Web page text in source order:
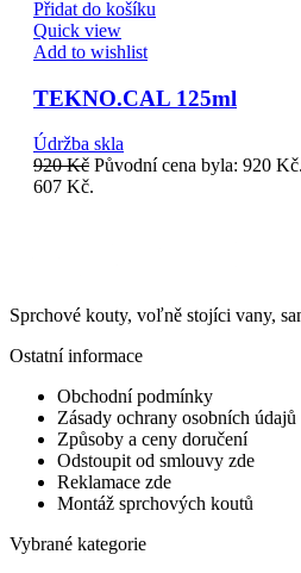
Přidat do košíku
Quick view
Add to wishlist
TEKNO.CAL 125ml
Údržba skla
920Kč Původní cena byla: 920 Kč.
607 Kč.
Sprchové kouty, voľně stojíci vany,
Ostatní informace
Obchodní podmínky
Zásady ochrany osobních údajů
Způsoby a ceny doručení
Odstoupit od smlouvy zde
Reklamace zde
Montáž sprchových koutů
Vybrané kategorie